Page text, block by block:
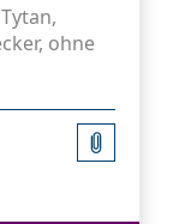
ohne